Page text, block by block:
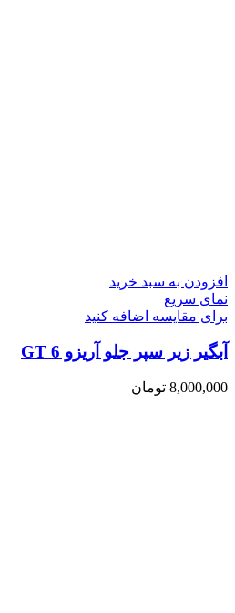
افزودن به سبد خرید
نمای سریع
برای مقایسه اضافه کنید
آبگیر زیر سپر جلو آریزو 6 GT
8,000,000 تومان